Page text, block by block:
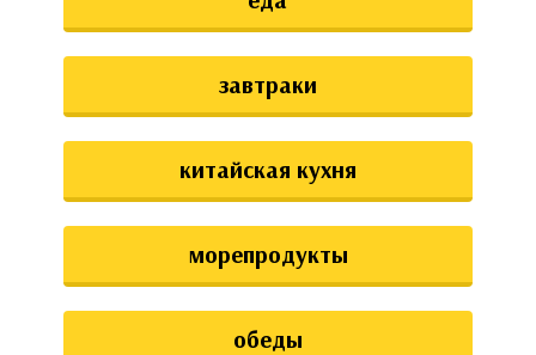
завтраки
китайская кухня
морепродукты
обеды